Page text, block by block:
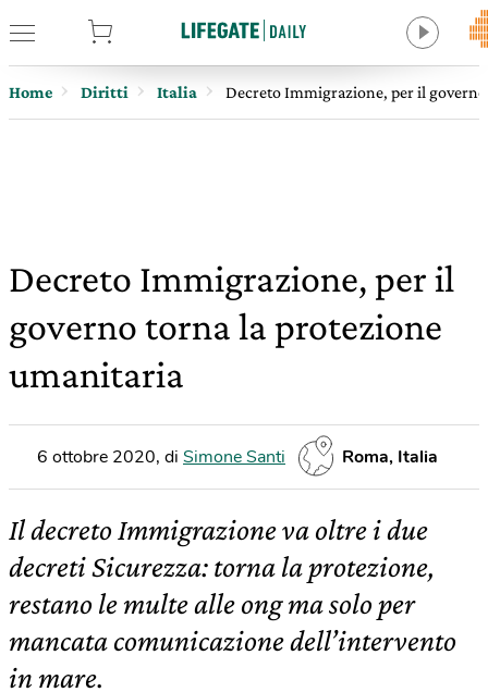
Home Diritti Italia Decreto Immigrazione, per il
Decreto Immigrazione, per il
governo torna la protezione
umanitaria
6 ottobre 2020, di Simone Santi Roma, Italia
Il decreto Immigrazione va oltre i due
decreti Sicurezza: torna la protezione,
restano le multe alle ong ma solo per
mancata comunicazione dell’intervento
in mare.